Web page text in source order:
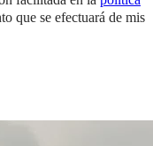
que se efectuará de mis